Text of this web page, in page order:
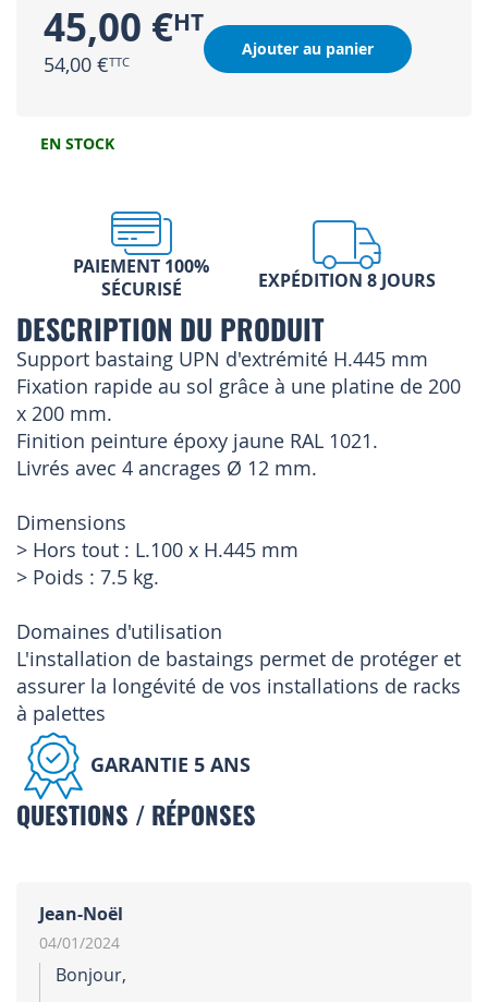
45,00 €
54,00 €
Ajouter au panier
EN STOCK
PAIEMENT 100%
SÉCURISÉ
EXPÉDITION 8 JOURS
DESCRIPTION DU PRODUIT
Support bastaing UPN d'extrémité H.445 mm
Fixation rapide au sol grâce à une platine de 200
x 200 mm.
Finition peinture époxy jaune RAL 1021.
Livrés avec 4 ancrages Ø 12 mm.
Dimensions
> Hors tout : L.100 x H.445 mm
> Poids : 7.5 kg.
Domaines d'utilisation
L'installation de bastaings permet de protéger et
assurer la longévité de vos installations de racks
à palettes
GARANTIE 5 ANS
QUESTIONS / RÉPONSES
Jean-Noël
04/01/2024
Bonjour,